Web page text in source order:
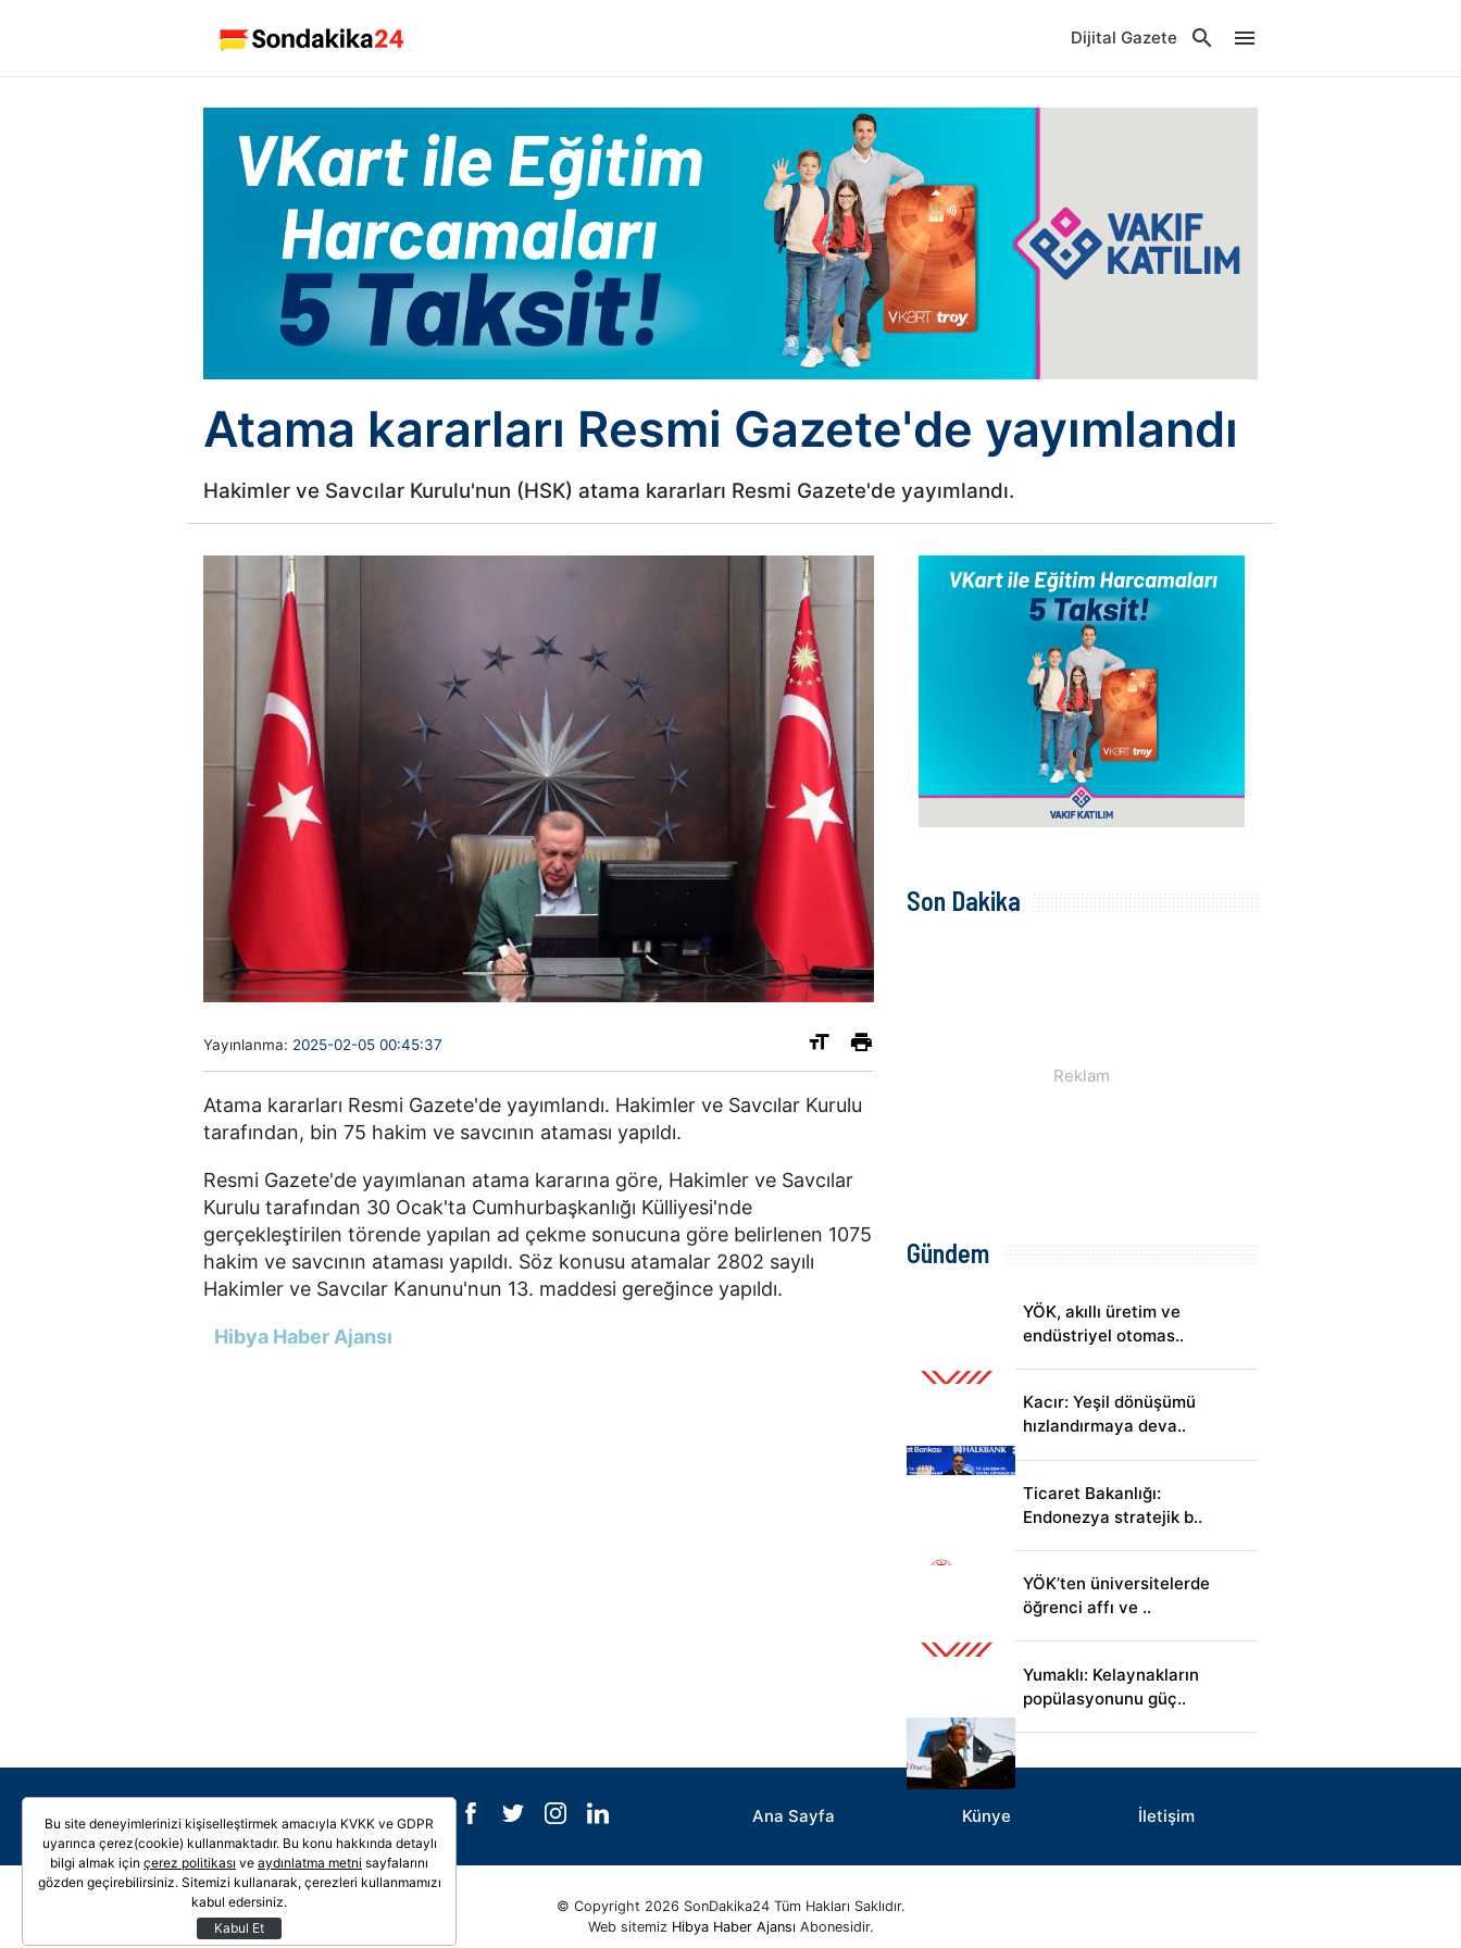
Dijital Gazete
Atama kararları Resmi Gazete'de yayımlandı
Hakimler ve Savcılar Kurulu'nun (HSK) atama kararları Resmi Gazete'de yayımlandı.
Yayınlanma: 2025-02-05 00:45:37
Atama kararları Resmi Gazete'de yayımlandı. Hakimler ve Savcılar Kurulu
tarafından, bin 75 hakim ve savcının ataması yapıldı.
Resmi Gazete'de yayımlanan atama kararına göre, Hakimler ve Savcılar
Kurulu tarafından 30 Ocak'ta Cumhurbaşkanlığı Külliyesi'nde
gerçekleştirilen törende yapılan ad çekme sonucuna göre belirlenen 1075
hakim ve savcının ataması yapıldı. Söz konusu atamalar 2802 sayılı
Hakimler ve Savcılar Kanunu'nun 13. maddesi gereğince yapıldı.
Hibya Haber Ajansı
Son Dakika
Gündem
YÖK, akıllı üretim ve
endüstriyel otomas..
Kacır: Yeşil dönüşümü
hızlandırmaya deva..
Ticaret Bakanlığı:
Endonezya stratejik b..
YÖK’ten üniversitelerde
öğrenci affı ve ..
Yumaklı: Kelaynakların
popülasyonunu güç..
Galeri Video Ana Sayfa Künye İletişim
© Copyright 2026 SonDakika24 Tüm Hakları Saklıdır.
Web sitemiz Hibya Haber Ajansı Abonesidir.
Bu site deneyimlerinizi kişiselleştirmek amacıyla KVKK ve GDPR
uyarınca çerez(cookie) kullanmaktadır. Bu konu hakkında detaylı
bilgi almak için çerez politikası ve aydınlatma metni sayfalarını
gözden geçirebilirsiniz. Sitemizi kullanarak, çerezleri kullanmamızı
kabul edersiniz.
Kabul Et